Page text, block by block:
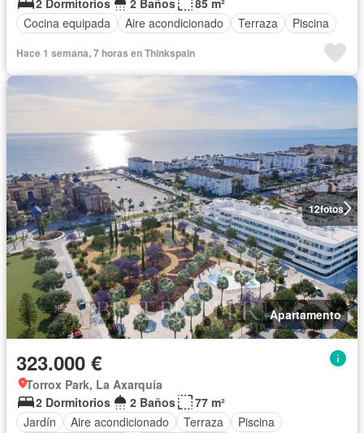
Cocina equipada
Aire acondicionado Terraza Piscina
Hace 1 semana, 7 horas en Thinkspain
12fotos
Apartamento
323.000 €
Torrox Park, La Axarquía
2 Dormitorios
2 Baños
77 m²
Jardín
Aire acondicionado Terraza
Piscina